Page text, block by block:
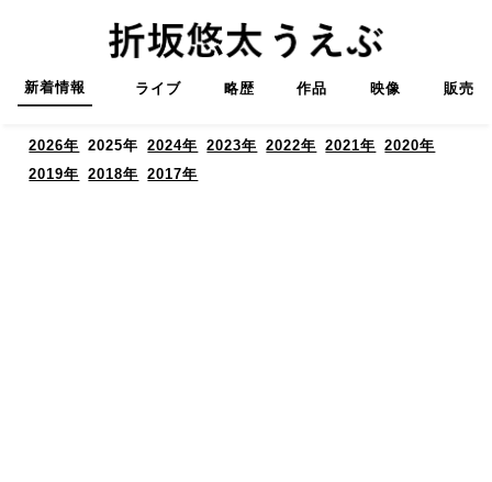
新着情報 ライブ 略歴 作品 映像 販売
2026年 2025年 2024年 2023年 2022年 2021年
2020年
2019年
2018年 2017年